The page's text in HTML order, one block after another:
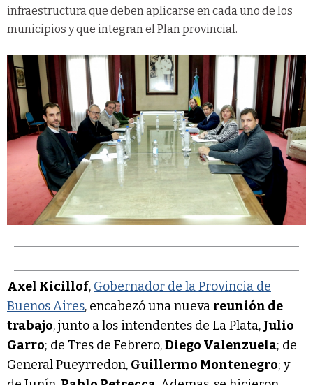
infraestructura que deben aplicarse en cada uno de los
municipios y que integran el Plan provincial.
Axel Kicillof, Gobernador de la Provincia de
Buenos Aires, encabezó una nueva reunión de
trabajo, junto a los intendentes de La Plata, Julio
Garro; de Tres de Febrero,Diego Valenzuela; de
General Pueyrredon, Guillermo Montenegro; y